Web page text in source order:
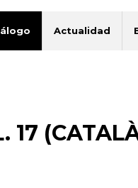
Actualidad
17